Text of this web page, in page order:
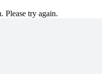
Please try again.